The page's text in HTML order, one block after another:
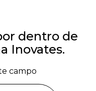
dentro de
Inovates.
campo